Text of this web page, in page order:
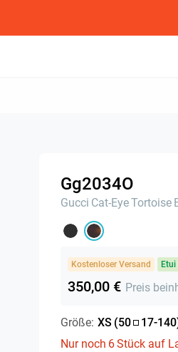
Gg2034O
Gucci Cat-EyeTortoise
Kostenloser Versand
350,00 € Preis
Größe: XS (50 17-140
Nur noch 6Stück auf